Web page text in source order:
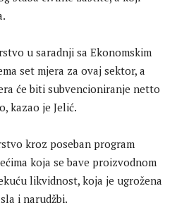
u saradnji sa Ekonomskim
set mjera za ovaj sektor, a
će biti subvencioniranje netto
kazao je Jelić.
kroz poseban program
koja se bave proizvodnom
likvidnost, koja je ugrožena
i narudžbi.